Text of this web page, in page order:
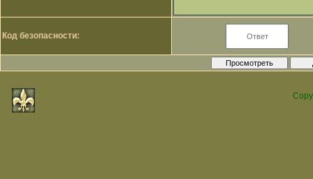
Код безопасности: